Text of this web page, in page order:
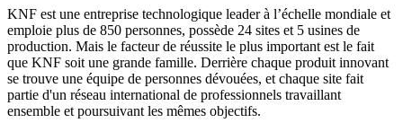
KNF est une entreprise technologique leader à l’échelle mondiale et
emploie plus de 850 personnes, possède 24 sites et 5 usines de
production. Mais le facteur de réussite le plus important est le fait
que KNF soit une grande famille. Derrière chaque produit innovant
se trouve une équipe de personnes dévouées, et chaque site fait
partie d'un réseau international de professionnels travaillant
ensemble et poursuivant les mêmes objectifs.